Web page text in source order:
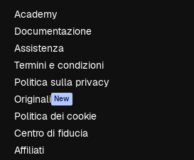
Academy
Documentazione
Assistenza
Termini e condizioni
Politica sulla privacy
Originali New
Politica dei cookie
Centro di fiducia
Affiliati